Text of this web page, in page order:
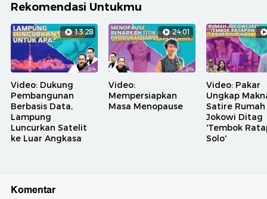
Rekomendasi Untukmu
13:28
Video: Dukung
Pembangunan
Berbasis Data,
Lampung
Luncurkan Satelit
ke Luar Angkasa
24:01
Video:
Mempersiapkan
Masa Menopause
Video: Pakar
Ungkap
Satire Rumah
Jokowi Ditag
'Tembok
Solo'